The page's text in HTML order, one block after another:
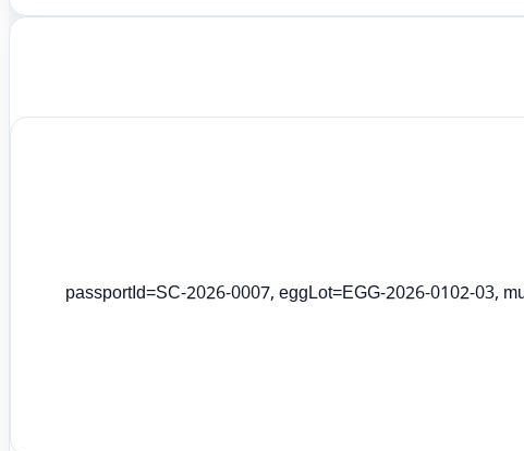
passportId=SC-2026-0007, eggLot=EGG-2026-0102-03,